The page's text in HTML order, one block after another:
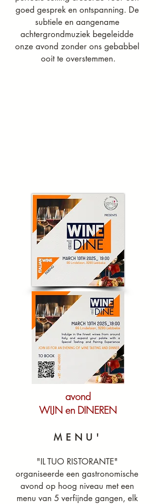
goed gesprek en ontspanning. De
subtiele en aangename
achtergrondmuziek begeleidde
onze avond zonder ons gebabbel
ooit te overstemmen.
avond
WIJN en DINEREN
MENU'
"IL TUO RISTORANTE"
organiseerde een gastronomische
avond op hoog niveau met een
menu van 5 verfijnde gangen, elk